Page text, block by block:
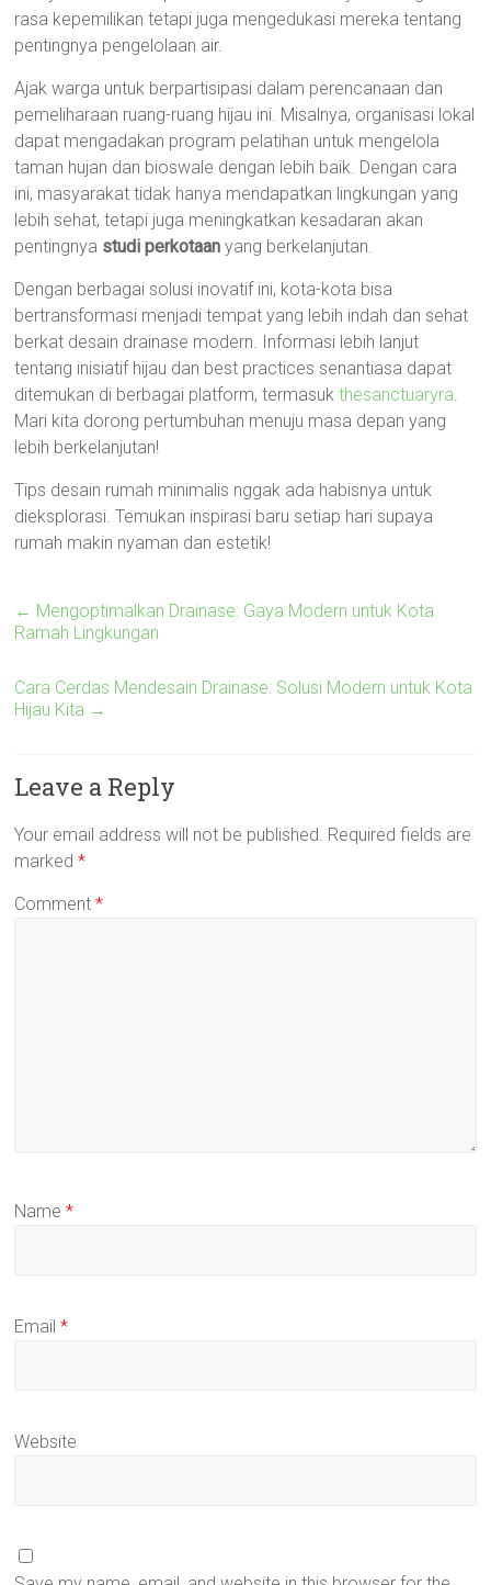
rasa kepemilikan tetapi juga mengedukasi mereka tentang
pentingnya pengelolaan air.
Ajak warga untuk berpartisipasi dalam perencanaan dan
pemeliharaan ruang-ruang hijau ini. Misalnya, organisasi lokal
dapat mengadakan program pelatihan untuk mengelola
taman hujan dan bioswale dengan lebih baik. Dengan cara
ini, masyarakat tidak hanya mendapatkan lingkungan yang
lebih sehat, tetapi juga meningkatkan kesadaran akan
pentingnya studi perkotaan yang berkelanjutan.
Dengan berbagai solusi inovatif ini, kota-kota bisa
bertransformasi menjadi tempat yang lebih indah dan sehat
berkat desain drainase modern. Informasi lebih lanjut
tentang inisiatif hijau dan best practices senantiasa dapat
ditemukan di berbagai platform, termasukthesanctuaryra.
Mari kita dorong pertumbuhan menuju masa depan yang
lebih berkelanjutan!
Tips desain rumah minimalis nggak ada habisnya untuk
dieksplorasi. Temukan inspirasi baru setiap hari supaya
rumah makin nyaman dan estetik!
← Mengoptimalkan Drainase: Gaya Modern untuk Kota
Ramah Lingkungan
Cara Cerdas Mendesain Drainase: Solusi Modern untuk Kota
Hijau Kita →
Leave a Reply
Your email address will not be published. Required fields are
marked*
Comment*
Name*
Email*
Website